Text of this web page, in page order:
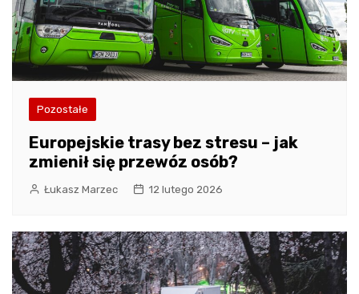
Pozostałe
Europejskie trasy bez stresu – jak
zmienił się przewóz osób?
Łukasz Marzec 12 lutego 2026